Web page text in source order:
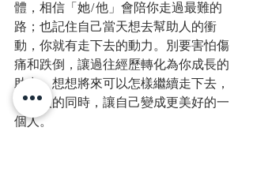
體，相信「她/他」會陪你走過最難的
路；也記住自己當天想去幫助人的衝
動，你就有走下去的動力。別要害怕傷
痛和跌倒，讓過往經歷轉化為你成長的
助力，想想將來可以怎樣繼續走下去，
在助人的同時，讓自己變成更美好的一
個人。